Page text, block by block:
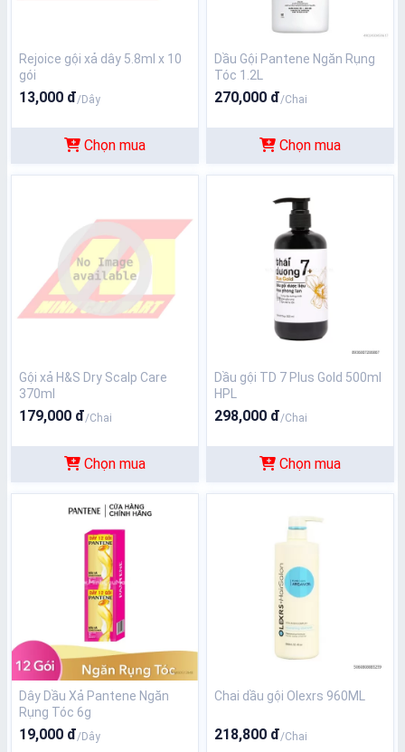
Rejoice gội xả dây 5.8ml x 10
gói
13,000 đ/Dây
Chọn mua
Dầu Gội Pantene Ngăn Rụng
Tóc 1.2L
270,000 đ/Chai
Chọn mua
Gội xả H&S Dry Scalp Care
370ml
179,000 đ/Chai
Chọn mua
Dầu gội TD 7 Plus Gold 500ml
HPL
298,000 đ/Chai
Chọn mua
Dây Dầu Xả Pantene Ngăn
Rụng Tóc 6g
19,000 đ/Dây
Chai dầu gội Olexrs 960ML
218,800 đ/Chai